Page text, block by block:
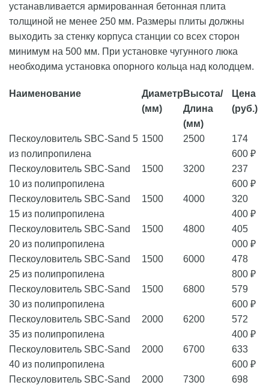
устанавливается армированная бетонная плита
толщиной не менее 250 мм. Размеры плиты должны
выходить за стенку корпуса станции со всех сторон
минимум на 500 мм. При установке чугунного люка
необходима установка опорного кольца над колодцем.
Наименование
Диаметр
(мм)
Высота/
Длина
(мм)
Цена
(руб.)
Пескоуловитель SBC-Sand 5
из полипропилена
1500 2500
174
600 ₽
Пескоуловитель SBC-Sand
10 из полипропилена
1500 3200
237
600 ₽
Пескоуловитель SBC-Sand
15 из полипропилена
1500 4000
320
400 ₽
Пескоуловитель SBC-Sand
20 из полипропилена
1500 4800
405
000 ₽
Пескоуловитель SBC-Sand
25 из полипропилена
1500 6000
478
800 ₽
Пескоуловитель SBC-Sand
30 из полипропилена
1500 6800
579
600 ₽
Пескоуловитель SBC-Sand
35 из полипропилена
2000 6200
572
400 ₽
Пескоуловитель SBC-Sand
40 из полипропилена
2000 6700
633
600 ₽
Пескоуловитель SBC-Sand
2000 7300
698